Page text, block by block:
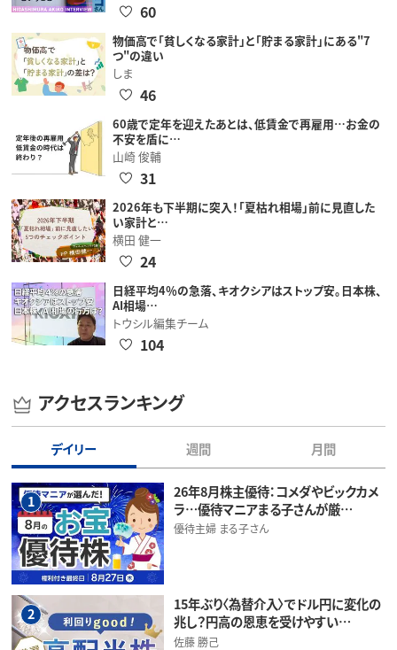
60
物価高で「貧しくなる家計」と「貯まる家計」にある"7
つ"の違い
しま
46
60歳で定年を迎えたあとは、低賃金で再雇用…お金の
不安を盾に…
山崎 俊輔
31
2026年も下半期に突入！「夏枯れ相場」前に見直した
い家計と…
横田 健一
24
日経平均4％の急落、キオクシアはストップ安。日本株、
AI相場…
トウシル編集チーム
104
アクセスランキング
デイリー 週間 月間
1
26年8月株主優待：コメダやビックカメ
ラ…優待マニアまる子さんが厳…
優待主婦 まる子さん
2
15年ぶり〈為替介入〉でドル円に変化の
兆し？円高の恩恵を受けやすい…
佐藤 勝己